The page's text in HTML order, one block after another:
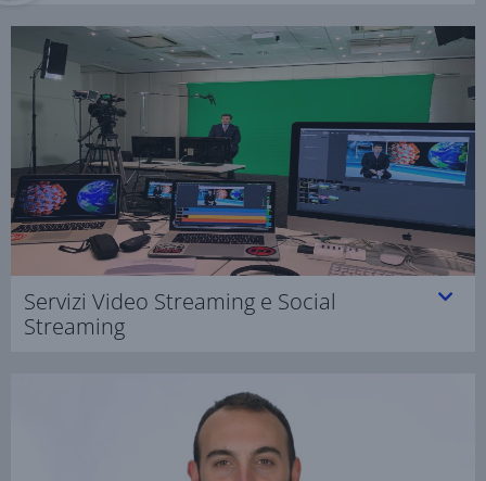
Servizi Video Streaming e Social
Streaming